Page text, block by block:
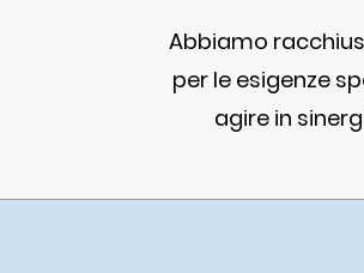
Abbiamo
per le esigenze
agire in